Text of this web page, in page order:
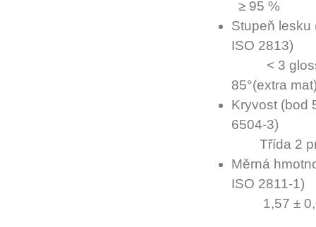
≥ 95 %
Stupeň lesku
ISO
< 3 gloss
85°(extra
Kryvost (bod
Třída 2
Měrná
ISO
1,57 ±